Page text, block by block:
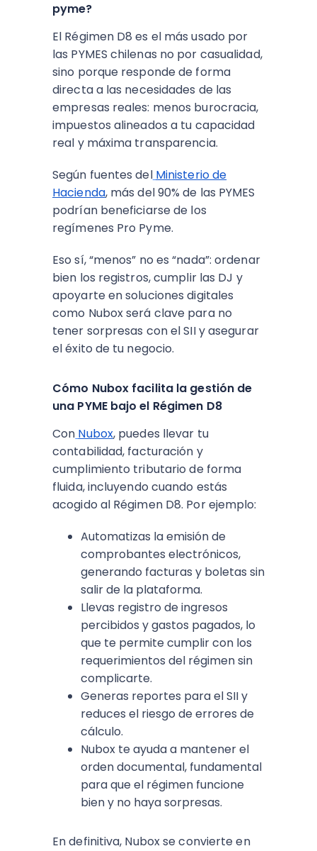
pyme?
El Régimen D8 es el más usado por
las PYMES chilenas no por casualidad,
sino porque responde de forma
directa a las necesidades de las
empresas reales: menos burocracia,
impuestos alineados a tu capacidad
real y máxima transparencia.
Según fuentes del Ministerio de
Hacienda, más del 90% de las PYMES
podrían beneficiarse de los
regímenes Pro Pyme.
Eso sí, “menos” no es “nada”: ordenar
bien los registros, cumplir las DJ y
apoyarte en soluciones digitales
como Nubox será clave para no
tener sorpresas con el SII y asegurar
el éxito de tu negocio.
Cómo Nubox facilita la gestión de
una PYME bajo el Régimen D8
Con Nubox, puedes llevar tu
contabilidad, facturación y
cumplimiento tributario de forma
fluida, incluyendo cuando estás
acogido al Régimen D8. Por ejemplo:
Automatizas la emisión de
comprobantes electrónicos,
generando facturas y boletas sin
salir de la plataforma.
Llevas registro de ingresos
percibidos y gastos pagados, lo
que te permite cumplir con los
requerimientos del régimen sin
complicarte.
Generas reportes para el SII y
reduces el riesgo de errores de
cálculo.
Nubox te ayuda a mantener el
orden documental, fundamental
para que el régimen funcione
bien y no haya sorpresas.
En definitiva, Nubox se convierte en